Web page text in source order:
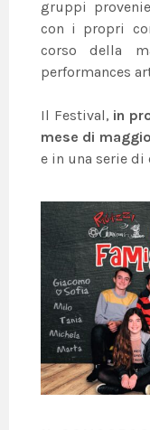
gruppi
con i propri
corso della
performances
Il Festival, in
mese di maggio
e in una serie